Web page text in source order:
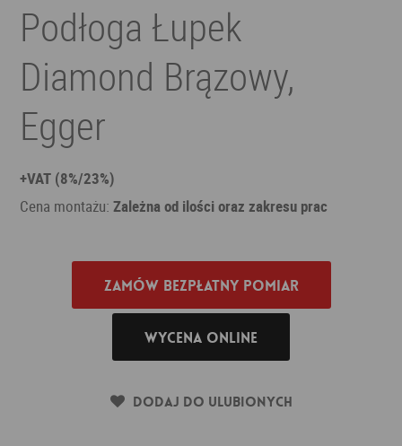
Podłoga Łupek
Diamond Brązowy,
Egger
+VAT (8%/23%)
Cena montażu:Zależna od ilości oraz zakresu prac
Zamów bezpłatny pomiar
Wycena online
Dodaj do ulubionych